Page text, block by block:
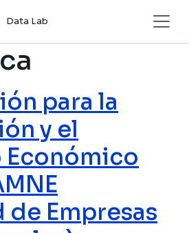
Data Lab
para la
y el
Económico
Empresas